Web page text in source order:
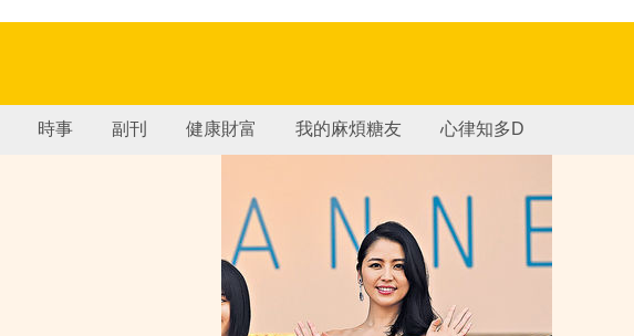
時事 副刊 健康財富 我的麻煩糖友 心律知多D